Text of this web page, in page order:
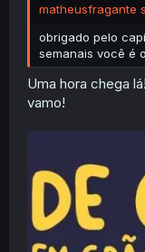
matheusfragante
obrigado pelo
semanais você é
Uma hora chega
vamo!